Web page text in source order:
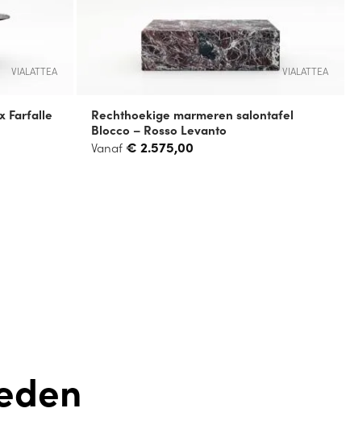
Farfalle
VIALATTEA
Rechthoekige marmeren salontafel
Blocco – Rosso Levanto
Vanaf€ 2.575,00
VIALATTEA